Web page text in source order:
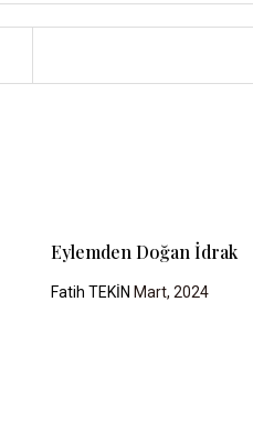
Eylemden Doğan İdrak
Fatih TEKİN Mart, 2024